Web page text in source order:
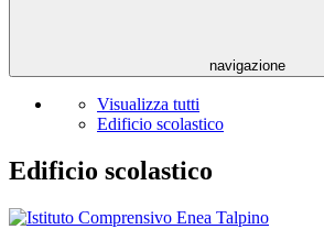
navigazione
Visualizza tutti
Edificio scolastico
Edificio scolastico